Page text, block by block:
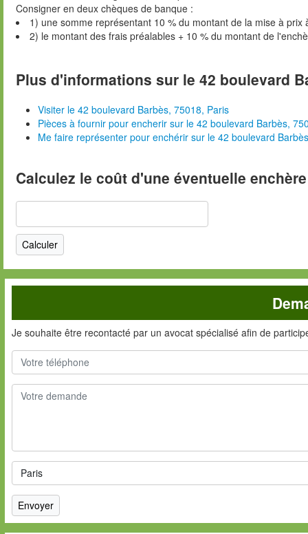
Consigner en deux chèques de banque :
1) une somme représentant 10 % du montant de la mise à
2) le montant des frais préalables + 10 % du montant de
Plus d'informations sur le 42 boulevard
Visiter le 42 boulevard Barbès, 75018, Paris
Pièces à fournir pour encherir sur le 42 boulevard Barbès,
Me faire représenter pour enchérir sur le 42 boulevard
Calculez le coût d'une éventuelle
Je souhaite être recontacté par un avocat spécialisé afin de